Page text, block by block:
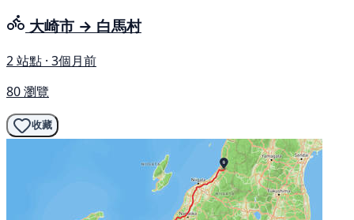
大崎市 → 白馬村
2 站點 · 3個月前
80 瀏覽
收藏